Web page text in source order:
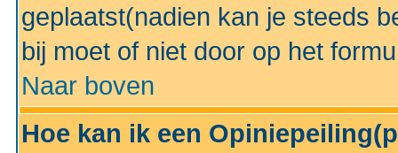
geplaatst(nadien kan je steeds
bij moet of niet door op het
Naar boven
Hoe kan ik een